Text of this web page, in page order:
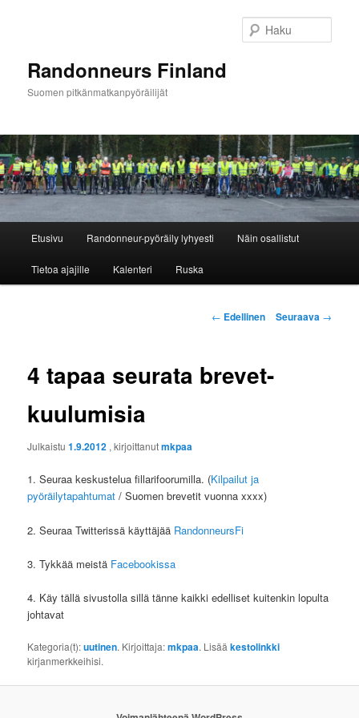
Randonneurs Finland
Suomen pitkänmatkanpyöräilijät
Etusivu Randonneur-pyöräily lyhyesti Näin osallistut
Tietoa ajajille Kalenteri Ruska
Artikkelien
← Edellinen Seuraava →
4 tapaa seurata brevet-
kuulumisia
Julkaistu1.9.2012 , kirjoittanutmkpaa
1. Seuraa keskustelua fillarifoorumilla. (Kilpailut ja
pyöräilytapahtumat/ Suomen brevetit vuonna xxxx)
2. Seuraa Twitterissä käyttäjää RandonneursFi
3. Tykkää meistä Facebookissa
4. Käy tällä sivustolla sillä tänne kaikki edelliset kuitenkin lopulta
johtavat
Kategoria(t):uutinen. Kirjoittaja:mkpaa. Lisääkestolinkki
kirjanmerkkeihisi.